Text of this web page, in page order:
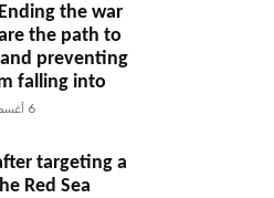
the war
the path to
preventing
falling into...
6 أغسطس، 2026
targeting a
Red Sea